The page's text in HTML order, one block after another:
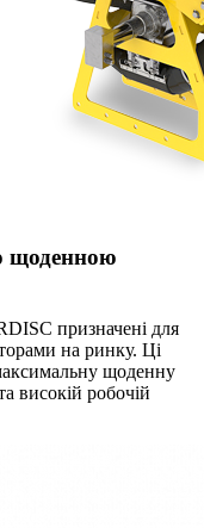
щоденною
призначені для
на ринку. Ці
щоденну
високій робочій